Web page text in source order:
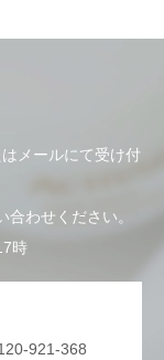
メールにて受け付
わせください。
時
921-368